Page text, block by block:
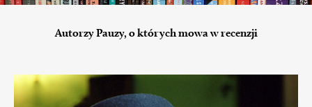
Autorzy Pauzy, o których mowa w recenzji